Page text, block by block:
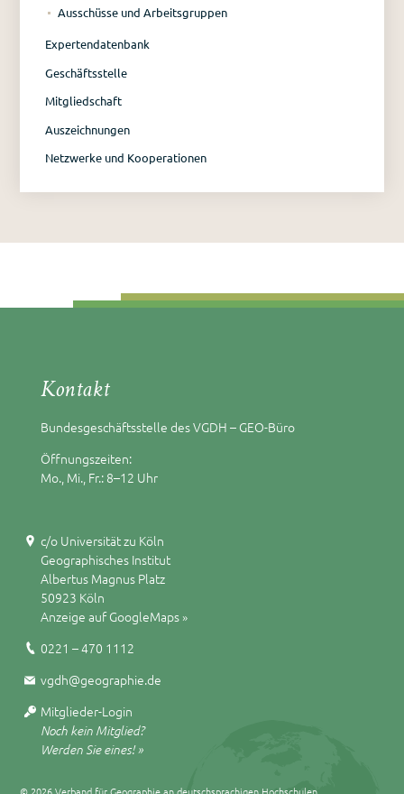
Ausschüsse und Arbeitsgruppen
Expertendatenbank
Geschäftsstelle
Mitgliedschaft
Auszeichnungen
Netzwerke und Kooperationen
Kontakt
Bundesgeschäftsstelle des VGDH – GEO-Büro
Öffnungszeiten:
Mo., Mi., Fr.: 8–12 Uhr
c/o Universität zu Köln
Geographisches Institut
Albertus Magnus Platz
50923 Köln
Anzeige auf GoogleMaps »
0221 – 470 1112
vgdh@geographie.de
Mitglieder-Login
Noch kein Mitglied?
Werden Sie eines! »